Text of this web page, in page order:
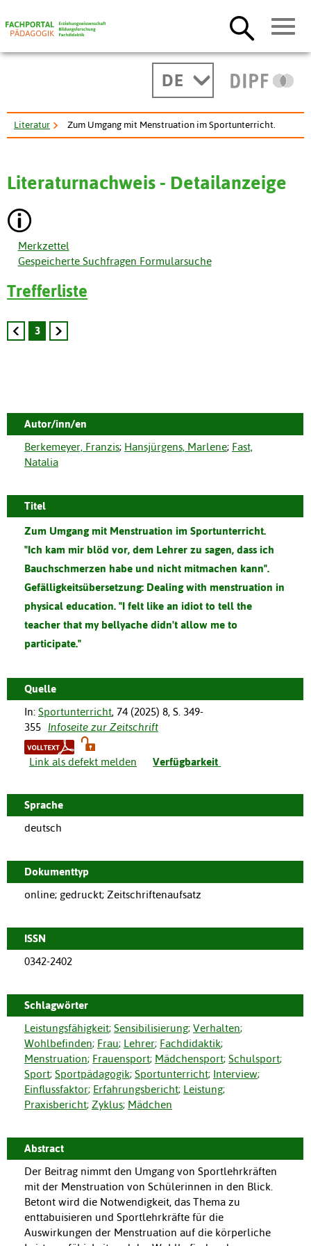
DE
Literatur Zum Umgang mit Menstruation im Sportunterricht.
Literaturnachweis - Detailanzeige
Merkzettel
Gespeicherte Suchfragen Formularsuche
Trefferliste
3
Autor/inn/en
Berkemeyer, Franzis; Hansjürgens, Marlene; Fast,
Natalia
Titel
Zum Umgang mit Menstruation im Sportunterricht.
"Ich kam mir blöd vor, dem Lehrer zu sagen, dass ich
Bauchschmerzen habe und nicht mitmachen kann".
Gefälligkeitsübersetzung: Dealing with menstruation in
physical education. "I felt like an idiot to tell the
teacher that my bellyache didn't allow me to
participate."
Quelle
In: Sportunterricht, 74 (2025) 8, S. 349-
355
Infoseite zur Zeitschrift
Link als defekt melden Verfügbarkeit
Sprache
deutsch
Dokumenttyp
online; gedruckt; Zeitschriftenaufsatz
ISSN
0342-2402
Schlagwörter
Leistungsfähigkeit; Sensibilisierung; Verhalten;
Wohlbefinden; Frau; Lehrer; Fachdidaktik;
Menstruation; Frauensport; Mädchensport; Schulsport;
Sport; Sportpädagogik; Sportunterricht; Interview;
Einflussfaktor; Erfahrungsbericht; Leistung;
Praxisbericht; Zyklus; Mädchen
Abstract
Der Beitrag nimmt den Umgang von Sportlehrkräften
mit der Menstruation von Schülerinnen in den Blick.
Betont wird die Notwendigkeit, das Thema zu
enttabuisieren und Sportlehrkräfte für die
Auswirkungen der Menstruation auf die körperliche